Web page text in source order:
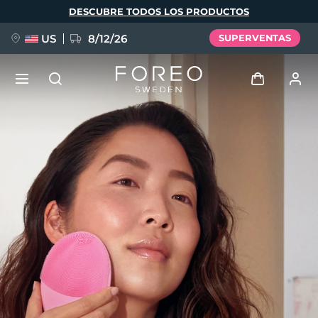
DESCUBRE TODOS LOS PRODUCTOS
US 8/12/26 SUPERVENTAS
Perfil de usuario
Mis dispositivos
Mis pedidos
Mis direcciones
Mis suscripciones
NUEVO
FAQ™ Pure Beauty-Tech Elixir
BREAKING NEWS
issa™ Teeth Whitening Set
Idioma
English Deutsch
Español
Français
Italiano
Português
Polski
Svenska
Русский
Türkçe
简体中文 繁體中文